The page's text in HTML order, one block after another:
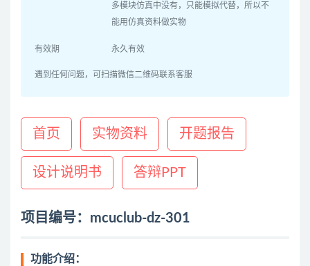
多模块仿真中没有，只能模拟代替，所以不
能用仿真资料做实物
有效期 永久有效
遇到任何问题，可扫描微信二维码联系客服
首页 实物资料 开题报告
设计说明书 答辩PPT
项目编号：mcuclub-dz-301
功能介绍：